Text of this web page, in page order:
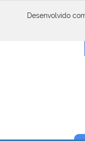
Desenvolvido